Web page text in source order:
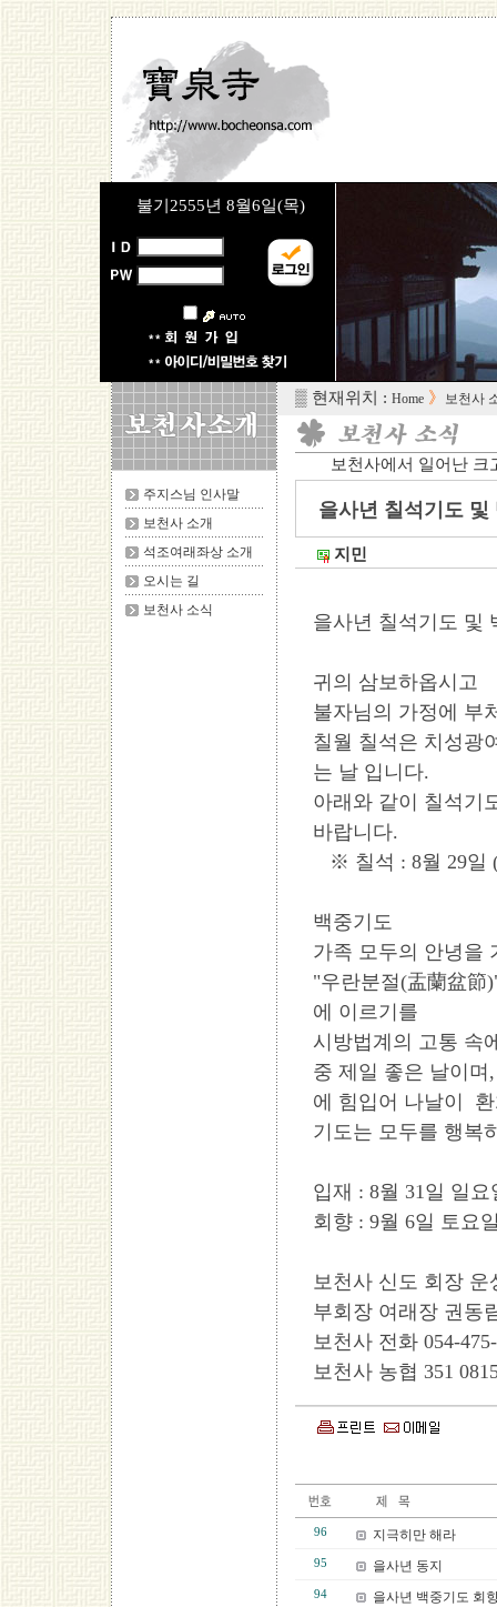
불기2555년 8월6일(목)
주지스님 인사말
보천사 소개
석조여래좌상 소개
오시는 길
보천사 소식
▒ 현재위치 : Home 》 보천사
보천사에서 일어난 크
을사년 칠석기도 및
지민
을사년 칠석기도 및
귀의 삼보하옵시고
불자님의 가정에 부
칠월 칠석은 치성광
는 날 입니다.
아래와 같이 칠석기
바랍니다.
※ 칠석 : 8월 29일
백중기도
가족 모두의 안녕을
"우란분절(盂蘭盆節
에 이르기를
시방법계의 고통 속
중 제일 좋은 날이
에 힘입어 나날이
기도는 모두를 행복
입재 : 8월 31일 일
회향 : 9월 6일 토요
보천사 신도 회장 운
부회장 여래장 권동
보천사 전화 054-
보천사 농협 351
96 지극히만 해라
95 을사년 동지
94
을사년 백중기도 회